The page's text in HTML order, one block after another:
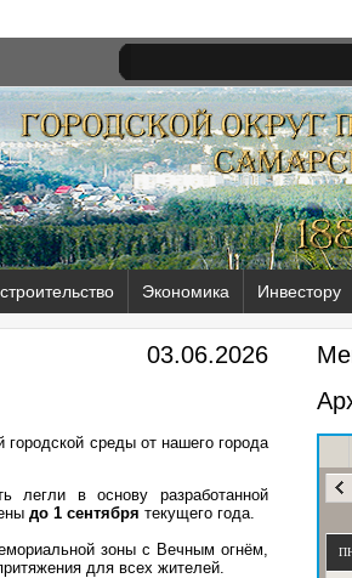
Экономика Инвестору
03.06.2026
среды от нашего города
легли в основу разработанной
до 1 сентября текущего года.
зоны с Вечным огнём,
для всех жителей.